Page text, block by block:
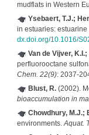
mudflats in Western
Ysebaert, T.J.;
in estuaries:
dx.doi.org/10.1016/
Van de Vijver,
perfluorooctane
Chem. 22(9): 2037-
Blust, R.(2002).
bioaccumulation in
Chowdhury, M.J.;
environments.Aquat.